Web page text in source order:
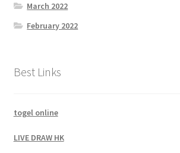
March 2022
February 2022
Best Links
togel online
LIVE DRAW HK